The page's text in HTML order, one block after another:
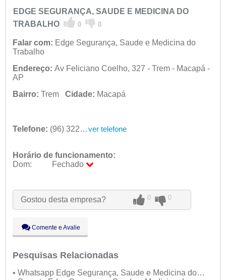
EDGE SEGURANÇA, SAUDE E MEDICINA DO
TRABALHO
0 0
Falar com: Edge Segurança, Saude e Medicina do
Trabalho
Endereço: Av Feliciano Coelho, 327 - Trem - Macapá -
AP
Bairro: Trem Cidade: Macapá
Telefone: (96) 3223-7946 ver telefone
Horário de funcionamento:
Dom:
Fechado
Ter:
09:00 - 18:00
Qua:
09:00 - 18:00
Sex:
09:00 - 18:00
Sáb:
Fechado
Dom:
Fechado
Gostou desta empresa? 0 0
Comente e Avalie
Pesquisas Relacionadas
• Whatsapp Edge Segurança, Saude e Medicina do